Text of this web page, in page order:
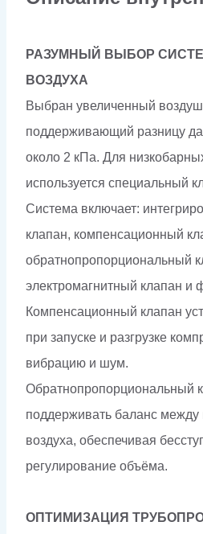
РАЗУМНЫЙ ВЫБОР
ВОЗДУХА
Выбран увеличенный
поддерживающий разницу
около 2 кПа. Для
используется специальный
Система включает:
клапан, компенсационный
обратнопропорциональный
электромагнитный клапан и
Компенсационный клапан
при запуске и разгрузке
вибрацию и шум.
Обратнопропорциональный
поддерживать баланс между
воздуха, обеспечивая
регулирование объёма.
ОПТИМИЗАЦИЯ